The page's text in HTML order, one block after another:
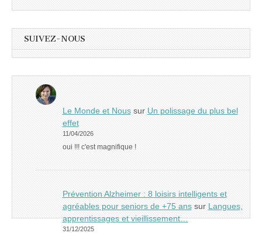
SUIVEZ-NOUS
Le Monde et Noussur Un polissage du plus bel
effet
11/04/2026
oui !!! c'est magnifique !
Prévention Alzheimer : 8 loisirs intelligents et
agréables pour seniors de +75 anssur Langues,
apprentissages et vieillissement…
31/12/2025